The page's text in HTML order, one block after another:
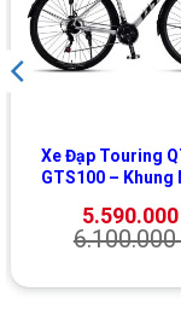
Xe Đạp Touring
GTS100 – Khung
5.590.000
6.100.000